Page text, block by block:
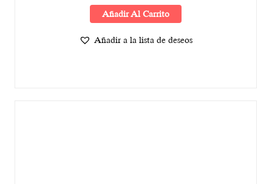
Añadir Al Carrito
Añadir a la lista de deseos